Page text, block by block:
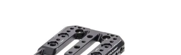
lavaliera